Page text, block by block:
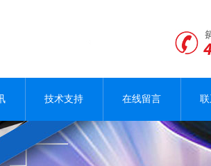
技术支持 在线留言 联